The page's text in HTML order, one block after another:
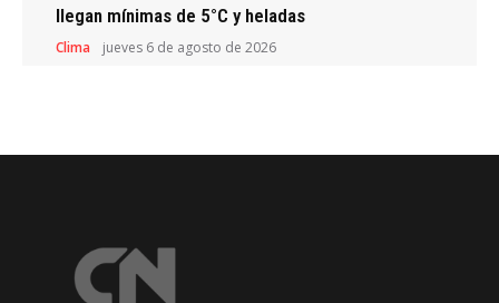
llegan mínimas de 5°C y heladas
Clima jueves 6 de agosto de 2026